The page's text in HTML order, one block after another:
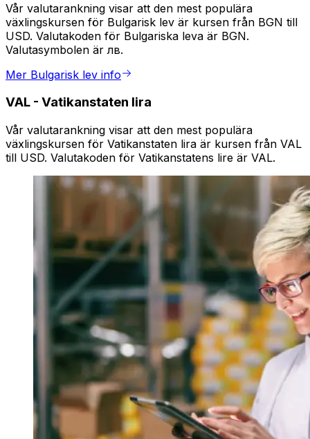
Vår valutarankning visar att den mest populära
växlingskursen för Bulgarisk lev är kursen från BGN till
USD. Valutakoden för Bulgariska leva är BGN.
Valutasymbolen är лв.
Mer Bulgarisk lev info
VAL - Vatikanstaten lira
Vår valutarankning visar att den mest populära
växlingskursen för Vatikanstaten lira är kursen från VAL
till USD. Valutakoden för Vatikanstatens lire är VAL.